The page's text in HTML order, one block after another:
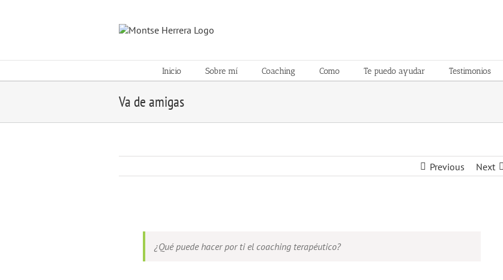
Inicio Sobre mí Coaching Como Te puedo ayudar Testimonios
Va de amigas
Previous Next
Larger
¿Qué puede hacer por ti el coaching terapéutico?